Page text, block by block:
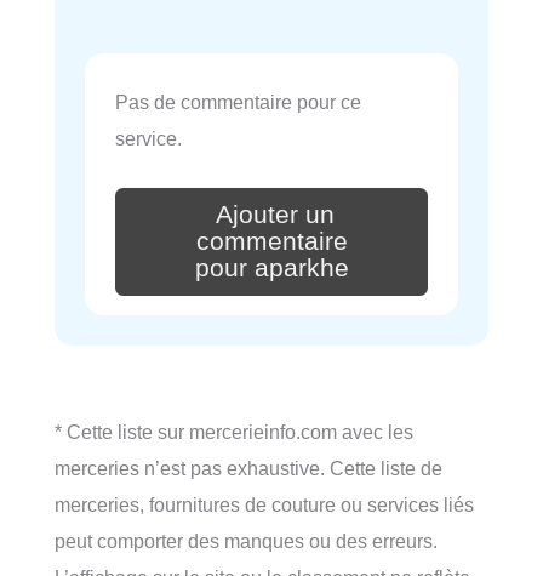
Pas de commentaire pour ce
service.
Ajouter un
commentaire
pour aparkhe
* Cette liste sur mercerieinfo.com avec les
merceries n’est pas exhaustive. Cette liste de
merceries, fournitures de couture ou services liés
peut comporter des manques ou des erreurs.